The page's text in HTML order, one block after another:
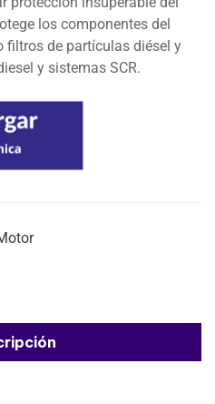
los componentes del
filtros de partículas diésel y
y sistemas SCR.